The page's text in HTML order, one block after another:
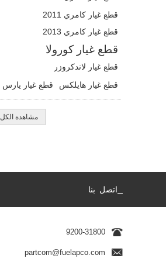
قطع غيار كامري 2011
قطع غيار كامري 2013
قطع غيار كورولا
قطع غيار لاندكروزر
قطع غيار هايلكس قطع غيار يارس
مشاهدة الكل
اتصل بنا
9200-31800
partcom@fuelapco.com